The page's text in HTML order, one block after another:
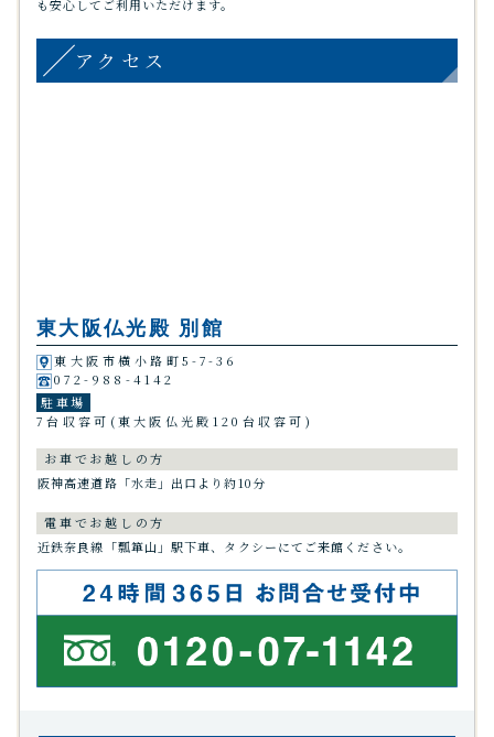
も安心してご利用いただけます。
アクセス
東大阪仏光殿 別館
東大阪市横小路町5-7-36
072-988-4142
駐車場
7台収容可 (東大阪仏光殿120台収容可)
お車でお越しの方
阪神高速道路「水走」出口より約10分
電車でお越しの方
近鉄奈良線「瓢箪山」駅下車、 タクシーにてご来館ください。